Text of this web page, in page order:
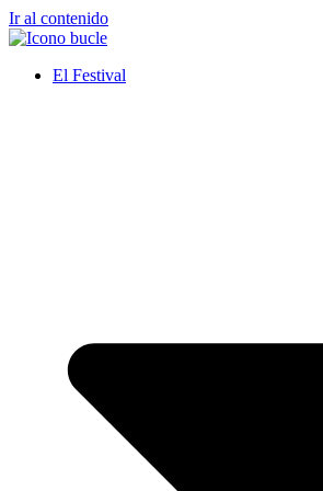
Ir al contenido
El Festival